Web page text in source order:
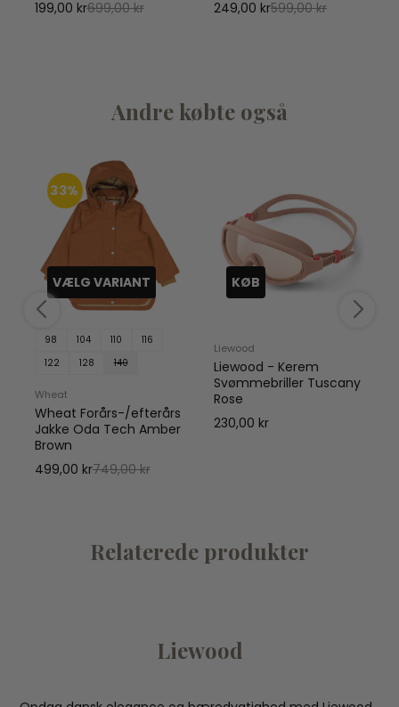
199,00 kr699,00 kr
249,00 kr599,00 kr
Andre købte også
33%
VÆLG VARIANT
98 104 110
116
122
128 140
Wheat
Wheat Forårs-/efterårs
Jakke Oda Tech Amber
Brown
499,00 kr749,00 kr
KØB
Liewood
Liewood - Kerem
Svømmebriller Tuscany
Rose
230,00 kr
Relaterede produkter
Liewood